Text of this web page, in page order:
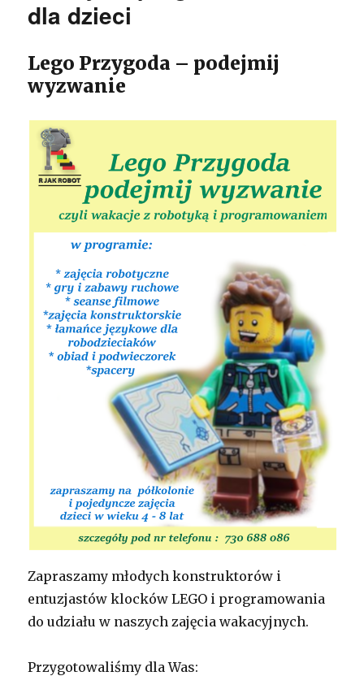
dla dzieci
Lego Przygoda – podejmij
wyzwanie
Zapraszamy młodych konstruktorów i
entuzjastów klocków LEGO i programowania
do udziału w naszych zajęcia wakacyjnych.
Przygotowaliśmy dla Was: